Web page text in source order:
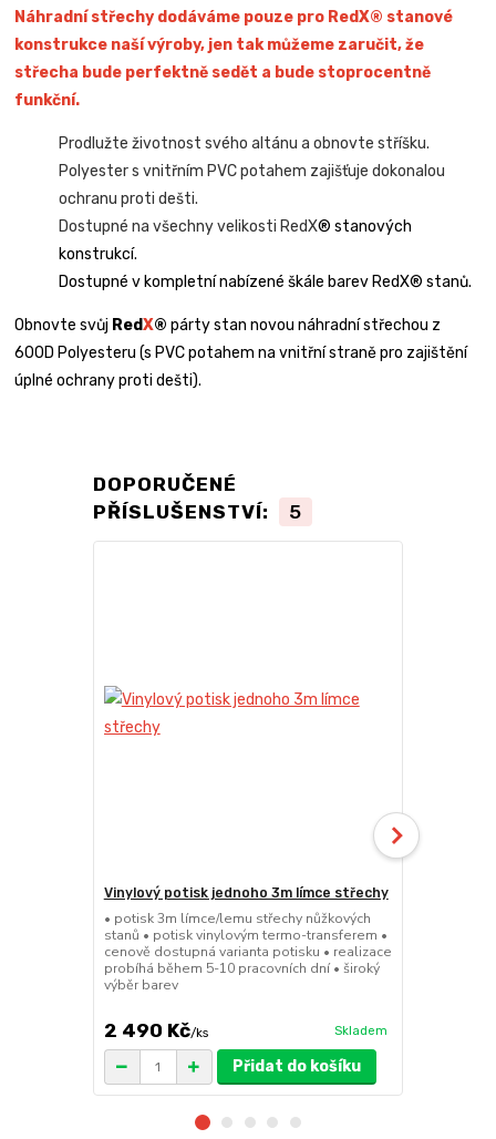
Náhradní střechy dodáváme pouze pro RedX® stanové
konstrukce naší výroby, jen tak můžeme zaručit, že
střecha bude perfektně sedět a bude stoprocentně
funkční.
Prodlužte životnost svého altánu a obnovte stříšku.
Polyester s vnitřním PVC potahem zajišťuje dokonalou
ochranu proti dešti.
Dostupné na všechny velikosti RedX® stanových
konstrukcí.
Dostupné v kompletní nabízené škále barev RedX® stanů.
Obnovte svůj RedX® párty stan novou náhradní střechou z
600D Polyesteru (s PVC potahem na vnitřní straně pro zajištění
úplné ochrany proti dešti).
DOPORUČENÉ
PŘÍSLUŠENSTVÍ:
5
Vinylový potisk jednoho 3m límce střechy
• potisk 3m límce/lemu střechy nůžkových
stanů • potisk vinylovým termo-transferem •
cenově dostupná varianta potisku • realizace
probíhá během 5-10 pracovních dní • široký
výběr barev
2 490 Kč/ks Skladem
Přidat do košíku